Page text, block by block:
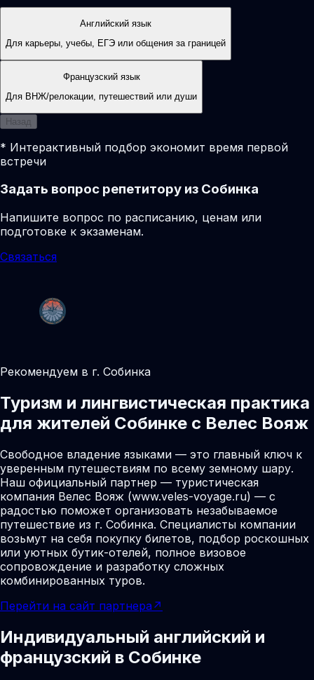
Английский язык
Для карьеры, учебы, ЕГЭ или общения за границей
Французский язык
Для ВНЖ/релокации, путешествий или души
Назад
* Интерактивный подбор экономит время первой
встречи
Задать вопрос репетитору из Собинка
Напишите вопрос по расписанию, ценам или
подготовке к экзаменам.
Связаться
Рекомендуем в г. Собинка
Туризм и лингвистическая практика
для жителей Собинке с Велес Вояж
Свободное владение языками — это главный ключ к
уверенным путешествиям по всему земному шару.
Наш официальный партнер — туристическая
компания Велес Вояж (www.veles-voyage.ru) — с
радостью поможет организовать незабываемое
путешествие из г. Собинка. Специалисты компании
возьмут на себя покупку билетов, подбор роскошных
или уютных бутик-отелей, полное визовое
сопровождение и разработку сложных
комбинированных туров.
Перейти на сайт партнера ↗
Индивидуальный английский и
французский в Собинке